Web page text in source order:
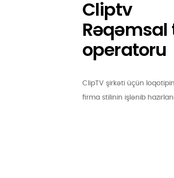
Cliptv
operatoru
ClipTV şirkəti üçün
firma stilinin işlənib